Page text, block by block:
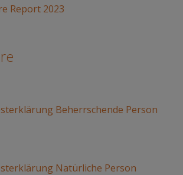
Report 2023
Beherrschende Person
Natürliche Person